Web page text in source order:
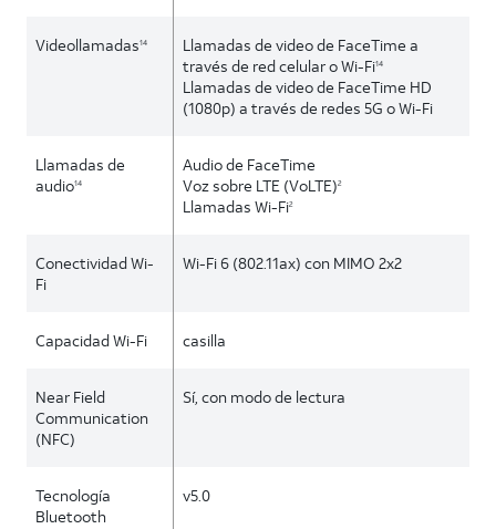
Videollamadas14
Llamadas de video de FaceTime a
través de red celular o Wi-Fi14
Llamadas de video de FaceTime HD
(1080p) a través de redes 5G o Wi-Fi
Llamadas de
audio14
Audio de FaceTime
Voz sobre LTE (VoLTE)2
Llamadas Wi-Fi2
Conectividad Wi-
Fi
Wi-Fi 6 (802.11ax) con MIMO 2x2
Capacidad Wi-Fi casilla
Near Field
Communication
(NFC)
Sí, con modo de lectura
Tecnología
Bluetooth
v5.0